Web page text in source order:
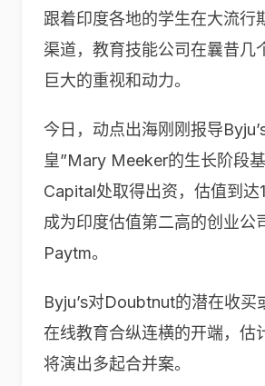
跟着印度各地的学生在大流行
渠道，教育技能公司在曩昔几
巨大的重视和动力。
今日，动点出海刚刚报导
皇”Mary Meeker的生长阶段
Capital处取得出资，估值到达
成为印度估值第二高的创业公
Paytm。
Byju’s对Doubtnut的潜在收买
在线教育合纵连横的开端，估
将演出多起合并案。